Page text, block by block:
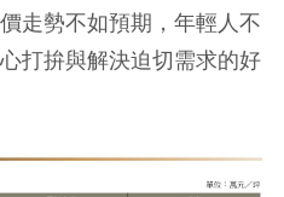
走勢不如預期，年輕人不
打拚與解決迫切需求的好